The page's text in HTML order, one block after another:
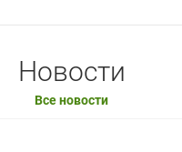
Новости
Все новости